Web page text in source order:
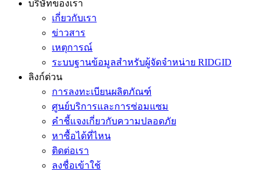
บริษัทของเรา
เกี่ยวกับเรา
ข่าวสาร
เหตุการณ์
ระบบฐานข้อมูลสำหรับผู้จัดจำหน่าย RIDGID
ลิงก์ด่วน
การลงทะเบียนผลิตภัณฑ์
ศูนย์บริการและการซ่อมแซม
คำชี้แจงเกี่ยวกับความปลอดภัย
หาซื้อได้ที่ไหน
ติดต่อเรา
ลงชื่อเข้าใช้